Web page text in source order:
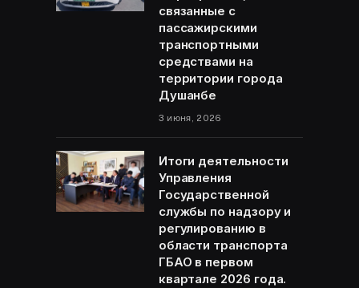
связанные с
пассажирскими
транспортными
средствами на
территории города
Душанбе
3 июня, 2026
Итоги деятельности
Управления
Государственной
службы по надзору и
регулированию в
области транспорта
ГБАО в первом
квартале 2026 года.